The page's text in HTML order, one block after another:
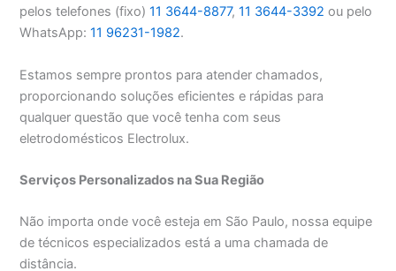
pelos telefones (fixo)11 3644-8877,11 3644-3392 ou pelo
WhatsApp:11 96231-1982.
Estamos sempre prontos para atender chamados,
proporcionando soluções eficientes e rápidas para
qualquer questão que você tenha com seus
eletrodomésticos Electrolux.
Serviços Personalizados na Sua Região
Não importa onde você esteja em São Paulo, nossa equipe
de técnicos especializados está a uma chamada de
distância.